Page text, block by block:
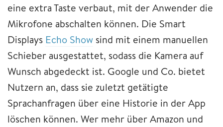
eine extra Taste verbaut, mit der Anwender die
Mikrofone abschalten können. Die Smart
Displays Echo Show sind mit einem manuellen
Schieber ausgestattet, sodass die Kamera auf
Wunsch abgedeckt ist. Google und Co. bietet
Nutzern an, dass sie zuletzt getätigte
Sprachanfragen über eine Historie in der App
löschen können. Wer mehr über Amazon und